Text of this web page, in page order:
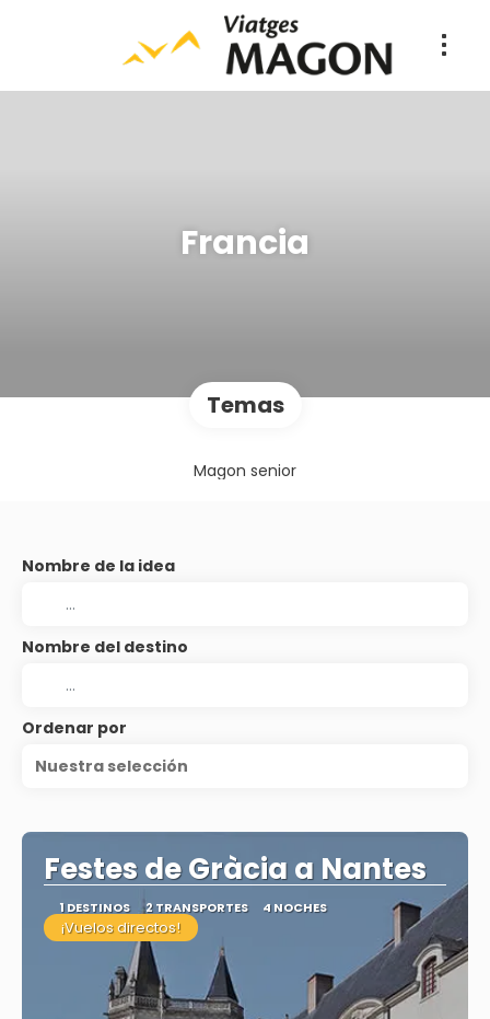
Francia
Temas
Magon senior
Nombre de la idea
Nombre del destino
Ordenar por
Nuestra selección
Festes de Gràcia a Nantes
1 DESTINOS 2 TRANSPORTES 4 NOCHES
¡Vuelos directos!